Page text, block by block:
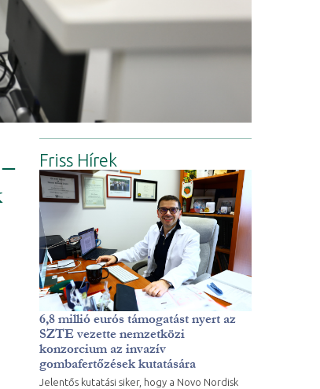
Friss Hírek
6,8 millió eurós támogatást nyert az
SZTE vezette nemzetközi
konzorcium az invazív
gombafertőzések kutatására
Jelentős kutatási siker, hogy a Novo Nordisk